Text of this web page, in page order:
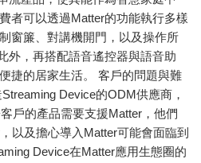
者可以透過Matter的功能執行多樣
窗簾、對講機開門，以及操作所
外，再搭配語音遙控器與語音助
捷的居家生活。 客戶的問題與難
Device的ODM供應商，
戶的產品需要支援Matter，他們
以及擔心導入Matter可能會面臨到
Device在Matter應用生態圈的